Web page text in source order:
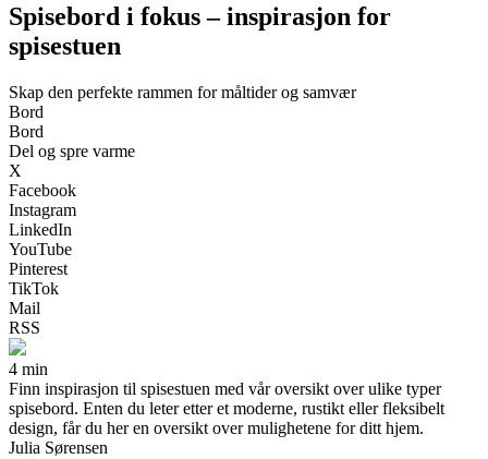
Spisebord i fokus – inspirasjon for
spisestuen
Skap den perfekte rammen for måltider og samvær
Bord
Bord
Del og spre varme
X
Facebook
Instagram
LinkedIn
YouTube
Pinterest
TikTok
Mail
RSS
4 min
Finn inspirasjon til spisestuen med vår oversikt over ulike typer
spisebord. Enten du leter etter et moderne, rustikt eller fleksibelt
design, får du her en oversikt over mulighetene for ditt hjem.
Julia Sørensen